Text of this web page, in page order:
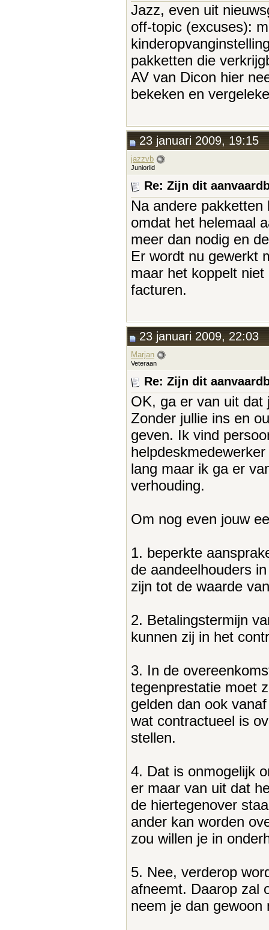
Jazz, even uit
off-topic (excuses):
pakketten die
AV van Dicon hier
bekeken en
23 januari 2009, 19:15
jazzvb
Juniorlid
Re: Zijn dit
Na andere
omdat het helemaal
meer dan nodig en
Er wordt nu gewerkt
maar het koppelt
facturen.
23 januari 2009, 22:03
Marjan
Veteraan
Re: Zijn dit
OK, ga er van uit dat
Zonder jullie ins en
geven. Ik vind
lang maar ik ga er
verhouding.
Om nog even jouw
1. beperkte
de aandeelhouders
zijn tot de waarde
2. Betalingstermijn
kunnen zij in het
3. In de
tegenprestatie moet
gelden dan ook
wat contractueel is
stellen.
4. Dat is onmogelijk
er maar van uit dat
de hiertegenover
ander kan worden
zou willen je in
5. Nee, verderop
afneemt. Daarop zal
neem je dan